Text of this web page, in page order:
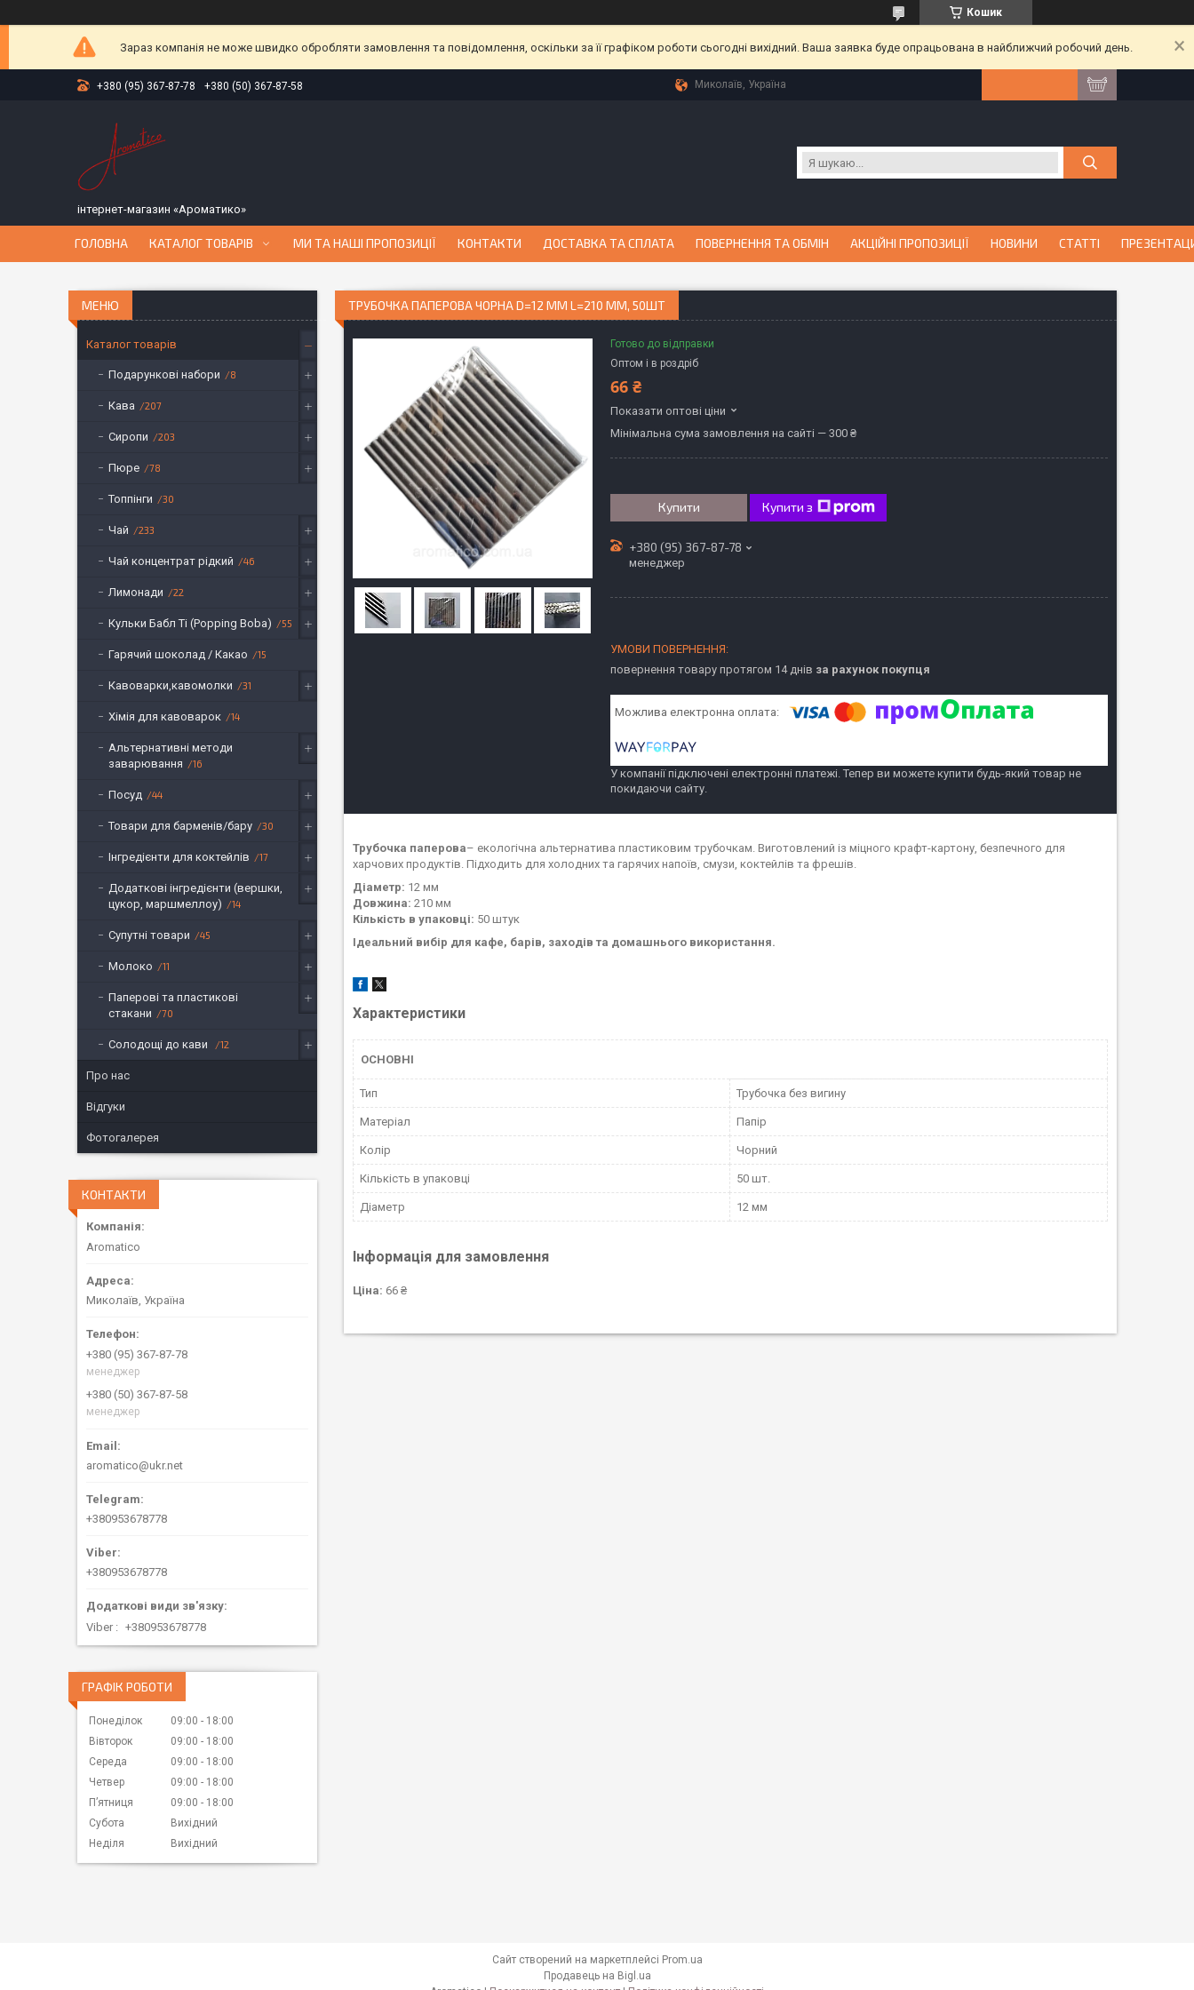
Кошик
Зараз компанія не може швидко обробляти замовлення та повідомлення, оскільки за її графіком роботи сьогодні вихідний. Ваша заявка буде опрацьована в найближчий робочий день.
+380 (95) 367-87-78 +380 (50) 367-87-58 Миколаїв, Україна
інтернет-магазин «Ароматико»
ГОЛОВНА КАТАЛОГ ТОВАРІВ МИ ТА НАШІ ПРОПОЗИЦІЇ КОНТАКТИ ДОСТАВКА ТА СПЛАТА ПОВЕРНЕННЯ ТА ОБМІН АКЦІЙНІ ПРОПОЗИЦІЇ НОВИНИ СТАТТІ
ТРУБОЧКА ПАПЕРОВА ЧОРНА D=12 ММ L=210 ММ, 50ШТ
Готово до відправки
Оптом і в роздріб
66 ₴
Показати оптові ціни
Мінімальна сума замовлення на сайті — 300 ₴
Купити Купити з
+380 (95) 367-87-78
менеджер
повернення товару протягом 14 днів за рахунок покупця
У компанії підключені електронні платежі. Тепер ви можете купити будь-який товар не
покидаючи сайту.
Трубочка паперова– екологічна альтернатива пластиковим трубочкам. Виготовлений із міцного крафт-картону, безпечного для
харчових продуктів. Підходить для холодних та гарячих напоїв, смузи, коктейлів та фрешів.
Діаметр: 12 мм
Довжина: 210 мм
Кількість в упаковці: 50 штук
Ідеальний вибір для кафе, барів, заходів та домашнього використання.
Характеристики
ОСНОВНІ
Тип Трубочка без вигину
Матеріал Папір
Колір Чорний
Кількість в упаковці 50 шт.
Діаметр 12 мм
Інформація для замовлення
Ціна: 66 ₴
Каталог товарів
Подарункові набори 8
Кава 207
Сиропи 203
Пюре 78
Топпінги 30
Чай 233
Чай концентрат рідкий 46
Лимонади 22
Кульки Бабл Ті (Popping Boba) 55
Гарячий шоколад / Какао 15
Кавоварки,кавомолки 31
Хімія для кавоварок 14
Альтернативні методи
заварювання
16
Посуд 44
Товари для барменів/бару 30
Інгредієнти для коктейлів 17
Додаткові інгредієнти (вершки,
цукор, маршмеллоу)
14
Супутні товари 45
Молоко 11
Паперові та пластикові
стакани
70
Солодощі до кави 12
Про нас
Відгуки
Фотогалерея
КОНТАКТИ
Aromatico
Миколаїв, Україна
+380 (95) 367-87-78
менеджер
+380 (50) 367-87-58
менеджер
aromatico@ukr.net
+380953678778
+380953678778
Viber +380953678778
ГРАФІК РОБОТИ
Понеділок 09:00
18:00
Вівторок
09:00
18:00
Середа
09:00
18:00
Четвер
09:00
18:00
Пʼятниця
09:00
18:00
Субота
Вихідний
Неділя
Вихідний
Сайт створений на маркетплейсі Prom.ua
Продавець на Bigl.ua